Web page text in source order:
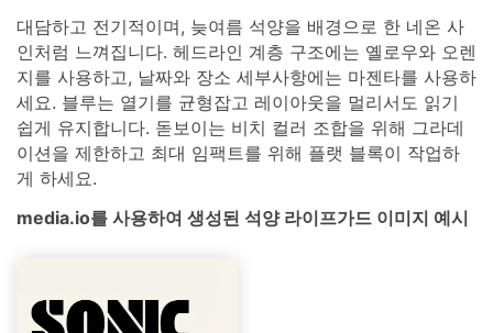
대담하고 전기적이며, 늦여름 석양을 배경으로 한 네온 사
인처럼 느껴집니다. 헤드라인 계층 구조에는 옐로우와 오렌
지를 사용하고, 날짜와 장소 세부사항에는 마젠타를 사용하
세요. 블루는 열기를 균형잡고 레이아웃을 멀리서도 읽기
쉽게 유지합니다. 돋보이는 비치 컬러 조합을 위해 그라데
이션을 제한하고 최대 임팩트를 위해 플랫 블록이 작업하
게 하세요.
media.io를 사용하여 생성된 석양 라이프가드 이미지 예시